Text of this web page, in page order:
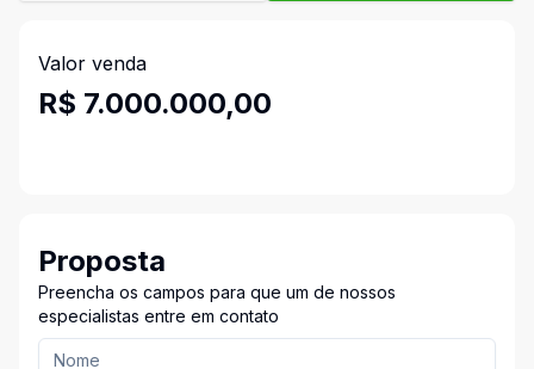
Valor venda
R$ 7.000.000,00
Proposta
Preencha os campos para que um de nossos
especialistas entre em contato